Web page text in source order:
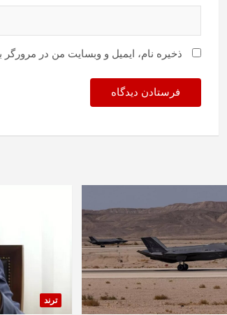
ذخیره نام، ایمیل و وبسایت من در
ترند